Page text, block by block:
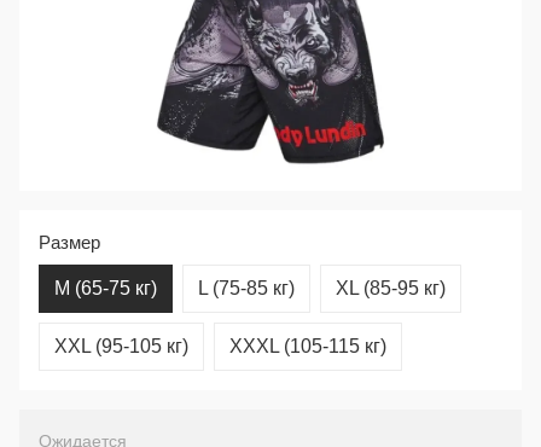
Размер
M (65-75 кг) L (75-85 кг) XL (85-95 кг)
XXL (95-105 кг) XXXL (105-115 кг)
Ожидается